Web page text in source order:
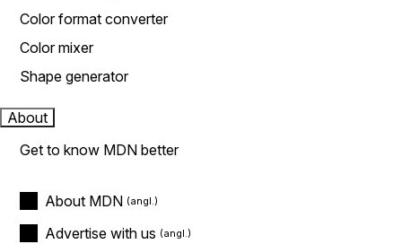
Color format converter
Color mixer
Shape generator
About
Get to know MDN better
About MDN
Advertise with us